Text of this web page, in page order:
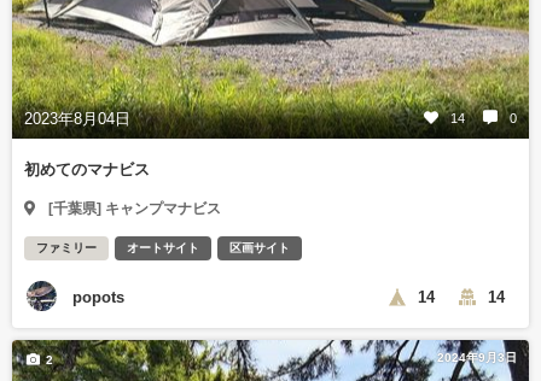
2023年8月04日 14 0
初めてのマナビス
[千葉県] キャンプマナビス
ファミリー オートサイト 区画サイト
popots 14 14
2024年9月3日
2